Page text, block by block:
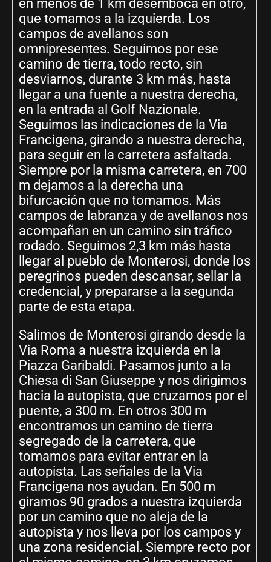
en menos de 1 km desemboca en otro,
que tomamos a la izquierda. Los
campos de avellanos son
omnipresentes. Seguimos por ese
camino de tierra, todo recto, sin
desviarnos, durante 3 km más, hasta
llegar a una fuente a nuestra derecha,
en la entrada al Golf Nazionale.
Seguimos las indicaciones de la Via
Francigena, girando a nuestra derecha,
para seguir en la carretera asfaltada.
Siempre por la misma carretera, en 700
m dejamos a la derecha una
bifurcación que no tomamos. Más
campos de labranza y de avellanos nos
acompañan en un camino sin tráfico
rodado. Seguimos 2,3 km más hasta
llegar al pueblo de Monterosi, donde los
peregrinos pueden descansar, sellar la
credencial, y prepararse a la segunda
parte de esta etapa.
Salimos de Monterosi girando desde la
Via Roma a nuestra izquierda en la
Piazza Garibaldi. Pasamos junto a la
Chiesa di San Giuseppe y nos dirigimos
hacia la autopista, que cruzamos por el
puente, a 300 m. En otros 300 m
encontramos un camino de tierra
segregado de la carretera, que
tomamos para evitar entrar en la
autopista. Las señales de la Via
Francigena nos ayudan. En 500 m
giramos 90 grados a nuestra izquierda
por un camino que no aleja de la
autopista y nos lleva por los campos y
una zona residencial. Siempre recto por